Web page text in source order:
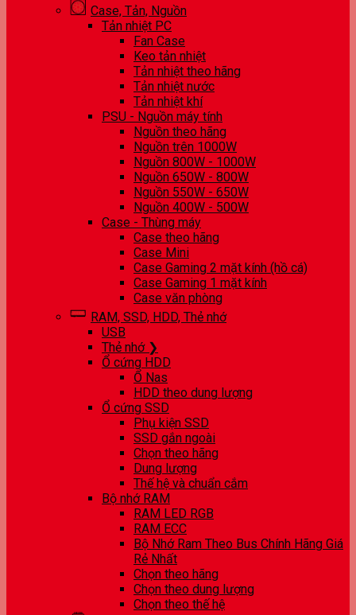
Case, Tản, Nguồn
Tản nhiệt PC
Fan Case
Keo tản nhiệt
Tản nhiệt theo hãng
Tản nhiệt nước
Tản nhiệt khí
PSU - Nguồn máy tính
Nguồn theo hãng
Nguồn trên 1000W
Nguồn 800W - 1000W
Nguồn 650W - 800W
Nguồn 550W - 650W
Nguồn 400W - 500W
Case - Thùng máy
Case theo hãng
Case Mini
Case Gaming 2 mặt kính (hồ cá)
Case Gaming 1 mặt kính
Case văn phòng
RAM, SSD, HDD, Thẻ nhớ
USB
Thẻ nhớ ❯
Ổ cứng HDD
Ổ Nas
HDD theo dung lượng
Ổ cứng SSD
Phụ kiện SSD
SSD gắn ngoài
Chọn theo hãng
Dung lượng
Thế hệ và chuẩn cắm
Bộ nhớ RAM
RAM LED RGB
RAM ECC
Bộ Nhớ Ram Theo Bus Chính Hãng Giá
Rẻ Nhất
Chọn theo hãng
Chọn theo dung lượng
Chọn theo thế hệ